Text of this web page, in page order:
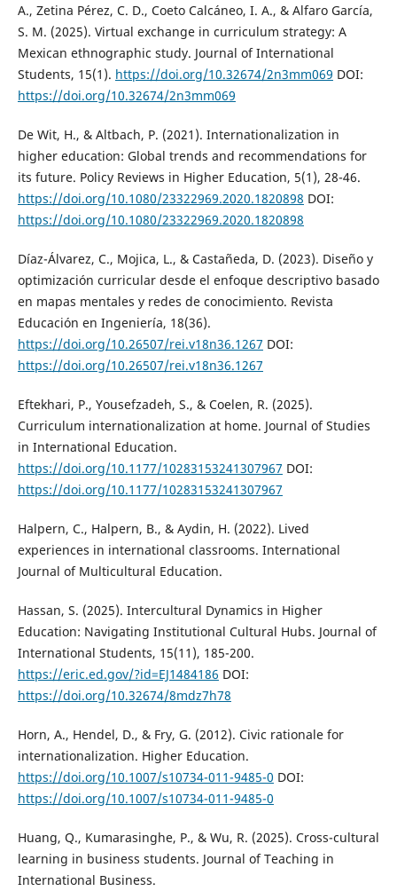
A., Zetina Pérez, C. D., Coeto Calcáneo, I. A., & Alfaro García,
S. M. (2025). Virtual exchange in curriculum strategy: A
Mexican ethnographic study. Journal of International
Students, 15(1). https://doi.org/10.32674/2n3mm069 DOI:
https://doi.org/10.32674/2n3mm069
De Wit, H., & Altbach, P. (2021). Internationalization in
higher education: Global trends and recommendations for
its future. Policy Reviews in Higher Education, 5(1), 28-46.
https://doi.org/10.1080/23322969.2020.1820898 DOI:
https://doi.org/10.1080/23322969.2020.1820898
Díaz-Álvarez, C., Mojica, L., & Castañeda, D. (2023). Diseño y
optimización curricular desde el enfoque descriptivo basado
en mapas mentales y redes de conocimiento. Revista
Educación en Ingeniería, 18(36).
https://doi.org/10.26507/rei.v18n36.1267 DOI:
https://doi.org/10.26507/rei.v18n36.1267
Eftekhari, P., Yousefzadeh, S., & Coelen, R. (2025).
Curriculum internationalization at home. Journal of Studies
in International Education.
https://doi.org/10.1177/10283153241307967 DOI:
https://doi.org/10.1177/10283153241307967
Halpern, C., Halpern, B., & Aydin, H. (2022). Lived
experiences in international classrooms. International
Journal of Multicultural Education.
Hassan, S. (2025). Intercultural Dynamics in Higher
Education: Navigating Institutional Cultural Hubs. Journal of
International Students, 15(11), 185-200.
https://eric.ed.gov/?id=EJ1484186 DOI:
https://doi.org/10.32674/8mdz7h78
Horn, A., Hendel, D., & Fry, G. (2012). Civic rationale for
internationalization. Higher Education.
https://doi.org/10.1007/s10734-011-9485-0 DOI:
https://doi.org/10.1007/s10734-011-9485-0
Huang, Q., Kumarasinghe, P., & Wu, R. (2025). Cross-cultural
learning in business students. Journal of Teaching in
International Business.